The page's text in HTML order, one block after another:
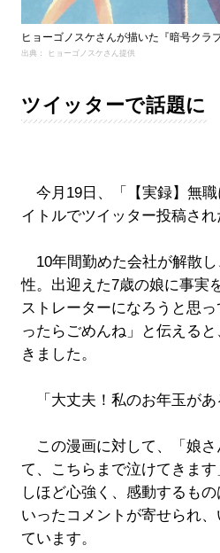
ヒョーゴノスケさんが描いた『暗号クラ
出典： ヒョーゴノスケさん提供
ツイッターで話題に
今月19日、「【実録】無職
イトルでツイッター投稿され
10年間勤めた会社が解散し
性。出迎えた7歳の娘に事実
ストレーターになろうと思
ったらごめんね」と伝える
きました。
「大丈夫！私のお年玉があ
この漫画に対して、「娘さ
て、こちらまで泣けてきま
しほど心強く、感動するも
いったコメントが寄せられ
ています。